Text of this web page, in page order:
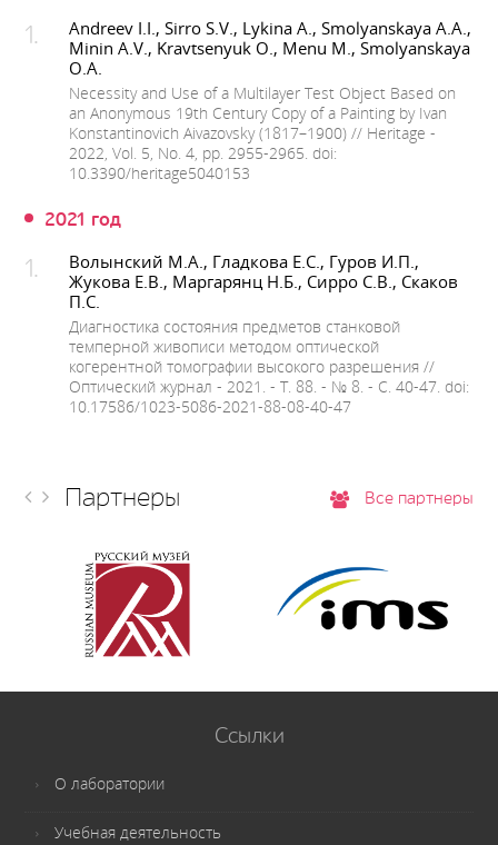
Andreev I.I., Sirro S.V., Lykina A., Smolyanskaya A.A.,
Minin A.V., Kravtsenyuk O., Menu M., Smolyanskaya
O.A.
Necessity and Use of a Multilayer Test Object Based on
an Anonymous 19th Century Copy of a Painting by Ivan
Konstantinovich Aivazovsky (1817–1900) // Heritage -
2022, Vol. 5, No. 4, pp. 2955-2965. doi:
10.3390/heritage5040153
2021 год
Волынский М.А., Гладкова Е.С., Гуров И.П.,
Жукова Е.В., Маргарянц Н.Б., Сирро С.В., Скаков
П.С.
Диагностика состояния предметов станковой
темперной живописи методом оптической
когерентной томографии высокого разрешения //
Оптический журнал - 2021. - Т. 88. - № 8. - С. 40-47. doi:
10.17586/1023-5086-2021-88-08-40-47
Все партнеры
Партнеры
Ссылки
О лаборатории
Учебная деятельность